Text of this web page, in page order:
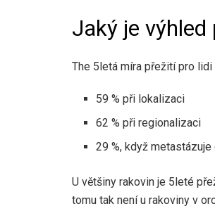
Jaký je
The 5letá míra přežitípro lidi
59 % při lokalizaci
62 % při regionalizaci
29 %, když
U většiny rakovin je 5leté
tomu tak není u rakoviny v